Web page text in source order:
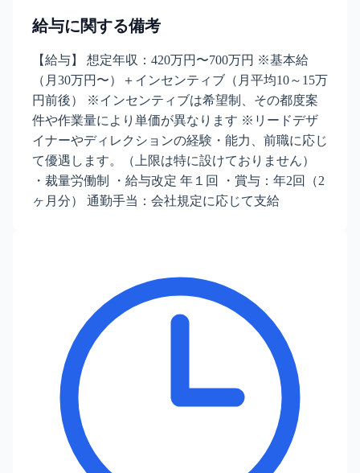
給与に関する備考
【給与】 想定年収：420万円〜700万円 ※基本給
（月30万円〜）＋インセンティブ（月平均10～15万
円前後） ※インセンティブは希望制、その都度案
件や作業量により単価が異なります ※リードデザ
イナーやディレクションの経験・能力、前職に応じ
て優遇します。（上限は特に設けておりません）
・裁量労働制 ・給与改定 年１回 ・賞与：年2回（2
ヶ月分） 通勤手当：会社規定に応じて支給